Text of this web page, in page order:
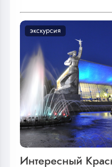
экскурсия
Интересный